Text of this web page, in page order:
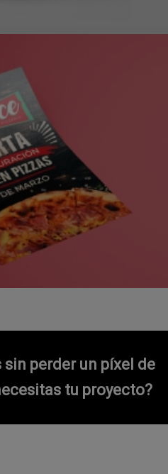
perder un píxel de
tu proyecto?